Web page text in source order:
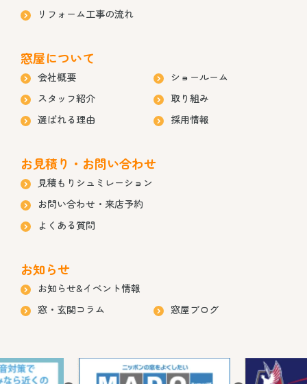
リフォーム工事の流れ
窓屋について
会社概要
ショールーム
スタッフ紹介
取り組み
選ばれる理由
採用情報
お見積り・お問い合わせ
見積もりシュミレーション
お問い合わせ・来店予約
よくある質問
お知らせ
お知らせ&イベント情報
窓・玄関コラム
窓屋ブログ